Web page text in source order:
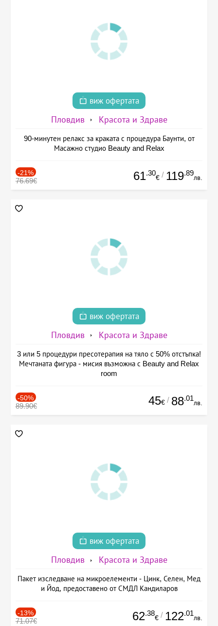
виж офертата
Пловдив Красота и Здраве
90-минутен релакс за краката с процедура Баунти, от
Масажно студио Beauty and Relax
-21%
76.69€ 61.30
€ / 119.89
лв.
виж офертата
Пловдив Красота и Здраве
3 или 5 процедури пресотерапия на тяло с 50% отстъпка!
Мечтаната фигура - мисия възможна с Beauty and Relax
room
-50%
89.90€ 45€ / 88.01
лв.
виж офертата
Пловдив Красота и Здраве
Пакет изследване на микроелементи - Цинк, Селен, Мед
и Йод, предоставено от СМДЛ Кандиларов
-13%
71.07€ 62.38
€ / 122.01
лв.